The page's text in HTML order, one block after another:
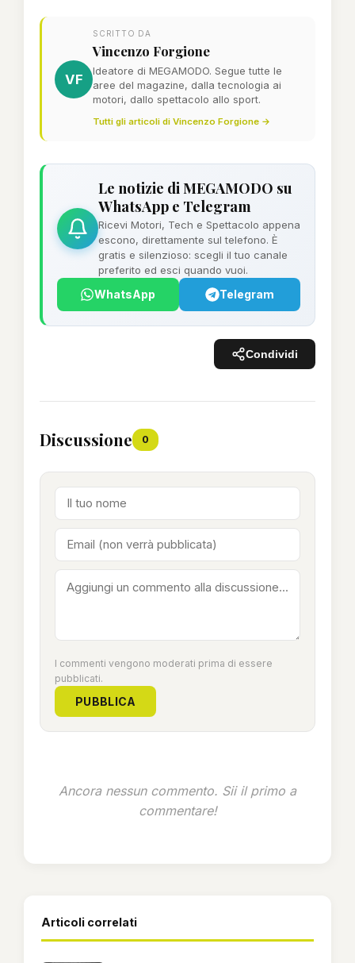
VF
SCRITTO DA
Vincenzo Forgione
Ideatore di MEGAMODO. Segue tutte le
aree del magazine, dalla tecnologia ai
motori, dallo spettacolo allo sport.
Tutti gli articoli di Vincenzo Forgione →
Le notizie di MEGAMODO su
WhatsApp e Telegram
Ricevi Motori, Tech e Spettacolo appena
escono, direttamente sul telefono. È
gratis e silenzioso: scegli il tuo canale
preferito ed esci quando vuoi.
WhatsApp Telegram
Condividi
Discussione 0
I commenti vengono moderati prima di essere
pubblicati.
PUBBLICA
Ancora nessun commento. Sii il primo a
commentare!
Articoli correlati